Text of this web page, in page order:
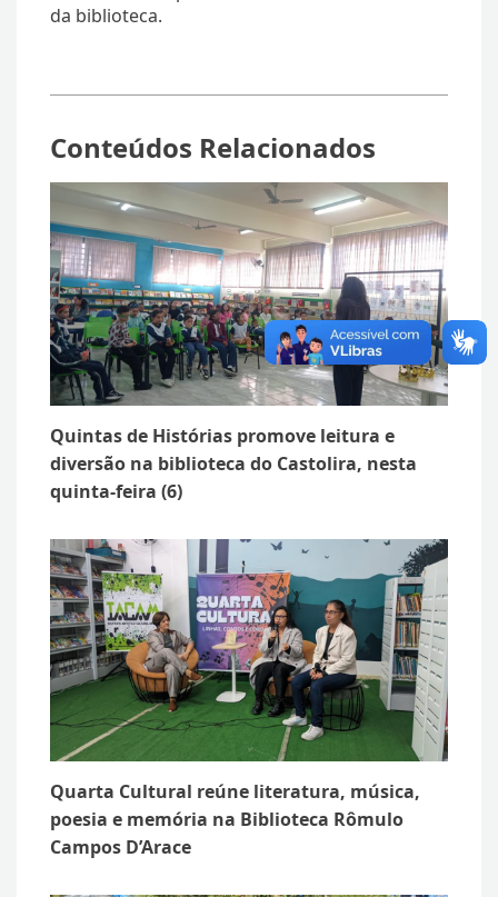
da biblioteca.
Conteúdos Relacionados
Quintas de Histórias promove leitura e
diversão na biblioteca do Castolira, nesta
quinta-feira (6)
Quarta Cultural reúne literatura, música,
poesia e memória na Biblioteca Rômulo
Campos D’Arace